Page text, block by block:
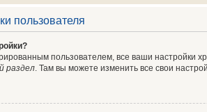
пользователя
пользователем, все ваши
раздел. Там вы можете изменить все свои